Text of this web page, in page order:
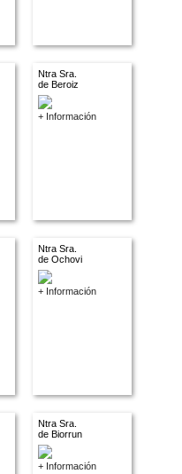
Ntra Sra.
de Beroiz
+ Información
Ntra Sra.
de Ochovi
+ Información
Ntra Sra.
de Biorrun
+ Información